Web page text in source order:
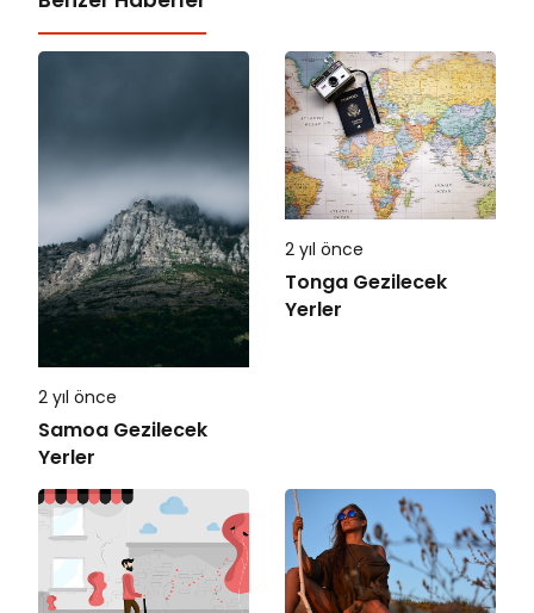
2 yıl önce
Samoa Gezilecek
Yerler
2 yıl önce
Tonga Gezilecek
Yerler